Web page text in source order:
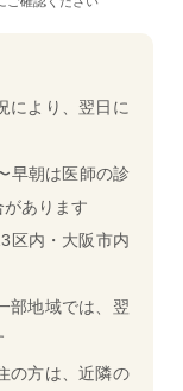
により、翌日に
早朝は医師の診
あります
区内・大阪市内
部地域では、翌
の方は、近隣の